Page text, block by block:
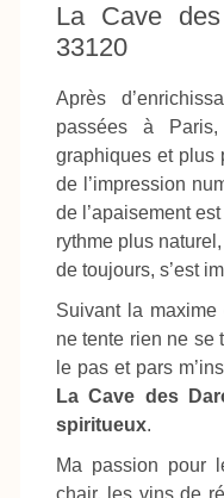
La Cave
33120
Après
passées à
graphiques et plus
de l’impression
de l’apaisement
rythme plus
de toujours, s’est
Suivant la maxime
ne tente rien ne se
le pas et pars
La Cave des
spiritueux.
Ma passion pour
chair, les vins de